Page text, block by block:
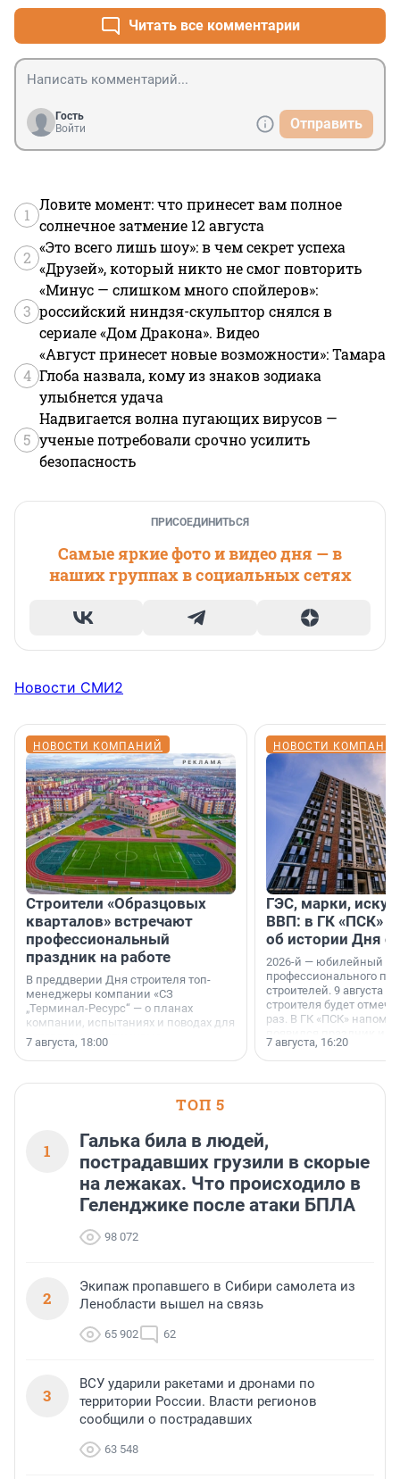
Читать все комментарии
Гость
Войти
Отправить
1
Ловите момент: что принесет вам полное
солнечное затмение 12 августа
2
«Это всего лишь шоу»: в чем секрет успеха
«Друзей», который никто не смог повторить
3
«Минус — слишком много спойлеров»:
российский ниндзя-скульптор снялся в
сериале «Дом Дракона». Видео
4
«Август принесет новые возможности»: Тамара
Глоба назвала, кому из знаков зодиака
улыбнется удача
5
Надвигается волна пугающих вирусов —
ученые потребовали срочно усилить
безопасность
ПРИСОЕДИНИТЬСЯ
Самые яркие фото и видео дня — в
наших группах в социальных сетях
Новости СМИ2
НОВОСТИ КОМПАНИЙ
Строители «Образцовых
кварталов» встречают
профессиональный
праздник на работе
В преддверии Дня строителя топ-
менеджеры компании «СЗ
„Терминал-Ресурс“ — о планах
компании, испытаниях и поводах для
осторожного оптимизма.
7 августа, 18:00
НОВОСТИ
ГЭС, марки,
ВВП: в ГК «ПСК»
об истории Дня
2026-й — юбилейный
профессионального
строителей. 9 августа
строителя будет
раз. В ГК «ПСК»
поменялась роль
7 августа, 16:20
ТОП 5
1
Галька била в людей,
пострадавших грузили в скорые
на лежаках. Что происходило в
Геленджике после атаки БПЛА
98 072
2
Экипаж пропавшего в Сибири самолета из
Ленобласти вышел на связь
65 902 62
3
ВСУ ударили ракетами и дронами по
территории России. Власти регионов
сообщили о пострадавших
63 548